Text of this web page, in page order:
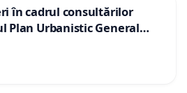
în cadrul consultărilor
Plan Urbanistic General